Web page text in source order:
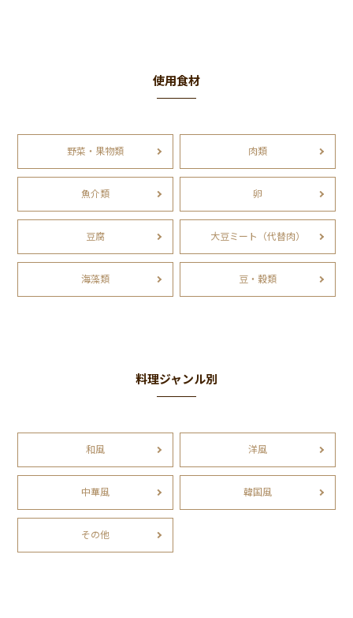
使用食材
野菜・果物類 肉類
魚介類 卵
豆腐 大豆ミート（代替肉）
海藻類 豆・穀類
料理ジャンル別
和風 洋風
中華風 韓国風
その他